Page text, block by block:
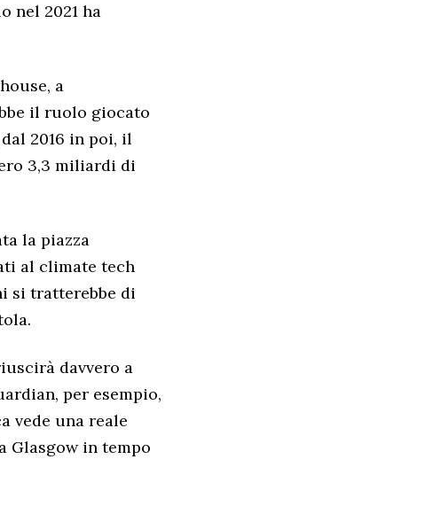
nel 2021 ha
a
il ruolo giocato
2016 in poi, il
3,3 miliardi di
la piazza
al climate tech
si tratterebbe di
davvero a
per esempio,
vede una reale
Glasgow in tempo